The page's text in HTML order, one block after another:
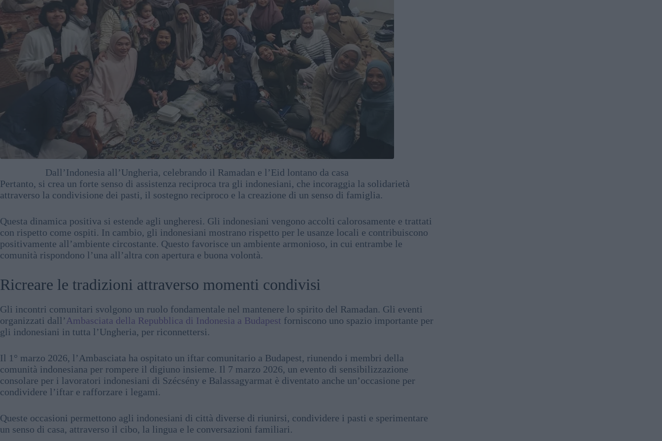
Dall’Indonesia all’Ungheria, celebrando il Ramadan e l’Eid lontano da casa
Pertanto, si crea un forte senso di assistenza reciproca tra gli indonesiani, che incoraggia la solidarietà
attraverso la condivisione dei pasti, il sostegno reciproco e la creazione di un senso di famiglia.
Questa dinamica positiva si estende agli ungheresi. Gli indonesiani vengono accolti calorosamente e trattati
con rispetto come ospiti. In cambio, gli indonesiani mostrano rispetto per le usanze locali e contribuiscono
positivamente all’ambiente circostante. Questo favorisce un ambiente armonioso, in cui entrambe le
comunità rispondono l’una all’altra con apertura e buona volontà.
Ricreare le tradizioni attraverso momenti condivisi
Gli incontri comunitari svolgono un ruolo fondamentale nel mantenere lo spirito del Ramadan. Gli eventi
organizzati dall’Ambasciata della Repubblica di Indonesia a Budapest forniscono uno spazio importante per
gli indonesiani in tutta l’Ungheria, per riconnettersi.
Il 1° marzo 2026, l’Ambasciata ha ospitato un iftar comunitario a Budapest, riunendo i membri della
comunità indonesiana per rompere il digiuno insieme. Il 7 marzo 2026, un evento di sensibilizzazione
consolare per i lavoratori indonesiani di Szécsény e Balassagyarmat è diventato anche un’occasione per
condividere l’iftar e rafforzare i legami.
Queste occasioni permettono agli indonesiani di città diverse di riunirsi, condividere i pasti e sperimentare
un senso di casa, attraverso il cibo, la lingua e le conversazioni familiari.